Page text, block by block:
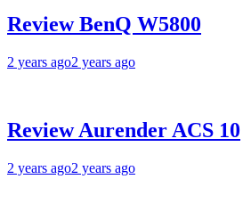
Review BenQ W5800
2 years ago2 years ago
Review Aurender ACS 10
2 years ago2 years ago